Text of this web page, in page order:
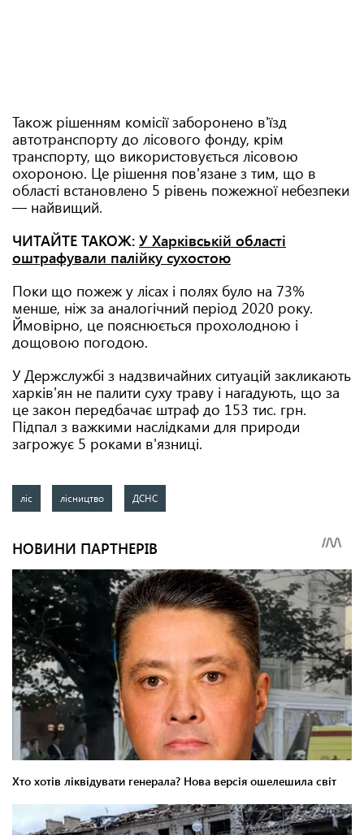
Також рішенням комісії заборонено в'їзд
автотранспорту до лісового фонду, крім
транспорту, що використовується лісовою
охороною. Це рішення пов'язане з тим, що в
області встановлено 5 рівень пожежної небезпеки
— найвищий.
ЧИТАЙТЕ ТАКОЖ: У Харківській області
оштрафували палійку сухостою
Поки що пожеж у лісах і полях було на 73%
менше, ніж за аналогічний період 2020 року.
Ймовірно, це пояснюється прохолодною і
дощовою погодою.
У Держслужбі з надзвичайних ситуацій закликають
харків'ян не палити суху траву і нагадують, що за
це закон передбачає штраф до 153 тис. грн.
Підпал з важкими наслідками для природи
загрожує 5 роками в'язниці.
ліс лісництво ДСНС